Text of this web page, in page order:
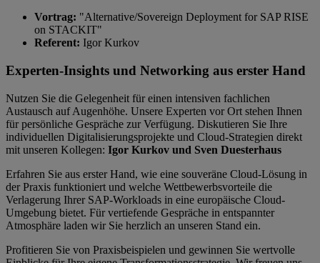
Vortrag: "Alternative/Sovereign Deployment for SAP RISE
on STACKIT"
Referent: Igor Kurkov
Experten-Insights und Networking aus erster Hand
Nutzen Sie die Gelegenheit für einen intensiven fachlichen
Austausch auf Augenhöhe. Unsere Experten vor Ort stehen Ihnen
für persönliche Gespräche zur Verfügung. Diskutieren Sie Ihre
individuellen Digitalisierungsprojekte und Cloud-Strategien direkt
mit unseren Kollegen: Igor Kurkov und Sven Duesterhaus
Erfahren Sie aus erster Hand, wie eine souveräne Cloud-Lösung in
der Praxis funktioniert und welche Wettbewerbsvorteile die
Verlagerung Ihrer SAP-Workloads in eine europäische Cloud-
Umgebung bietet. Für vertiefende Gespräche in entspannter
Atmosphäre laden wir Sie herzlich an unseren Stand ein.
Profitieren Sie von Praxisbeispielen und gewinnen Sie wertvolle